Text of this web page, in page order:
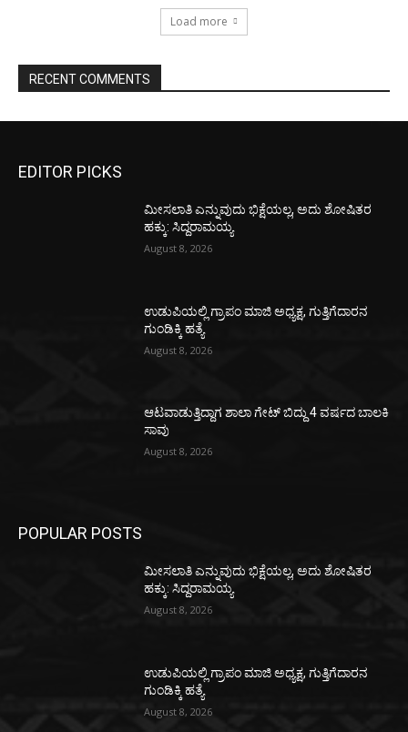
Load more
RECENT COMMENTS
EDITOR PICKS
ಮೀಸಲಾತಿ ಎನ್ನುವುದು ಭಿಕ್ಷೆಯಲ್ಲ, ಅದು ಶೋಷಿತರ
ಹಕ್ಕು: ಸಿದ್ದರಾಮಯ್ಯ
August 8, 2026
ಉಡುಪಿಯಲ್ಲಿ ಗ್ರಾಪಂ ಮಾಜಿ ಅಧ್ಯಕ್ಷ, ಗುತ್ತಿಗೆದಾರನ
ಗುಂಡಿಕ್ಕಿ ಹತ್ಯೆ
August 8, 2026
ಆಟವಾಡುತ್ತಿದ್ದಾಗ ಶಾಲಾ ಗೇಟ್‌ ಬಿದ್ದು 4 ವರ್ಷದ ಬಾಲಕಿ
ಸಾವು
August 8, 2026
POPULAR POSTS
ಮೀಸಲಾತಿ ಎನ್ನುವುದು ಭಿಕ್ಷೆಯಲ್ಲ, ಅದು ಶೋಷಿತರ
ಹಕ್ಕು: ಸಿದ್ದರಾಮಯ್ಯ
August 8, 2026
ಉಡುಪಿಯಲ್ಲಿ ಗ್ರಾಪಂ ಮಾಜಿ ಅಧ್ಯಕ್ಷ, ಗುತ್ತಿಗೆದಾರನ
ಗುಂಡಿಕ್ಕಿ ಹತ್ಯೆ
August 8, 2026